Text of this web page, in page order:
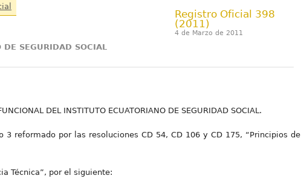
Registro Oficial 398
(2011)
4 de Marzo de 2011
SEGURIDAD SOCIAL
DEL INSTITUTO ECUATORIANO DE SEGURIDAD SOCIAL.
3 reformado por las resoluciones CD 54, CD 106 y CD 175, “Principios de
Técnica”, por el siguiente: